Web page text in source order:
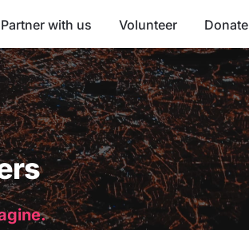
Partner with us Volunteer Donate